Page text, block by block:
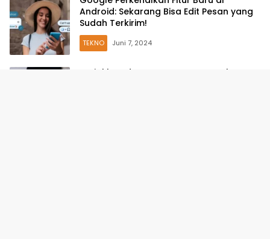
Android: Sekarang Bisa Edit Pesan yang
Sudah Terkirim!
TEKNO Juni 7, 2024
Teriakkan dengan Senyap: YouTube